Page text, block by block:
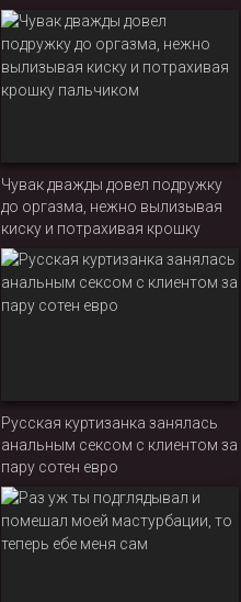
Чувак дважды довел подружку
до оргазма, нежно вылизывая
киску и потрахивая крошку
пальчиком
Русская куртизанка занялась
анальным сексом с клиентом за
пару сотен евро